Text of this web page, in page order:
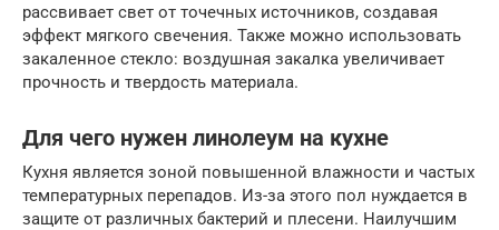
рассвивает свет от точечных источников, создавая
эффект мягкого свечения. Также можно использовать
закаленное стекло: воздушная закалка увеличивает
прочность и твердость материала.
Для чего нужен линолеум на кухне
Кухня является зоной повышенной влажности и частых
температурных перепадов. Из-за этого пол нуждается в
защите от различных бактерий и плесени. Наилучшим